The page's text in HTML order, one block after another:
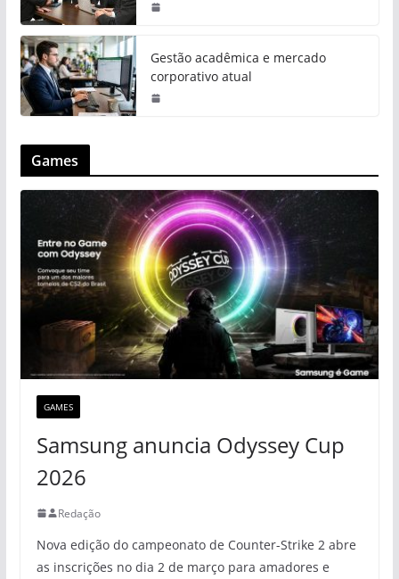
Gestão acadêmica e mercado
corporativo atual
Games
GAMES
Samsung anuncia Odyssey Cup
2026
Redação
Nova edição do campeonato de Counter-Strike 2 abre
as inscrições no dia 2 de março para amadores e